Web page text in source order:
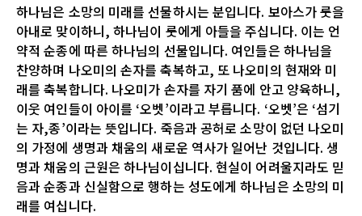
하나님은 소망의 미래를 선물하시는 분입니다. 보아스가 룻을
아내로 맞이하니, 하나님이 룻에게 아들을 주십니다. 이는 언
약적 순종에 따른 하나님의 선물입니다. 여인들은 하나님을
찬양하며 나오미의 손자를 축복하고, 또 나오미의 현재와 미
래를 축복합니다. 나오미가 손자를 자기 품에 안고 양육하니,
이웃 여인들이 아이를 ‘오벳’이라고 부릅니다. ‘오벳’은 ‘섬기
는 자,종’이라는 뜻입니다. 죽음과 공허로 소망이 없던 나오미
의 가정에 생명과 채움의 새로운 역사가 일어난 것입니다. 생
명과 채움의 근원은 하나님이십니다. 현실이 어려울지라도 믿
음과 순종과 신실함으로 행하는 성도에게 하나님은 소망의 미
래를 여십니다.